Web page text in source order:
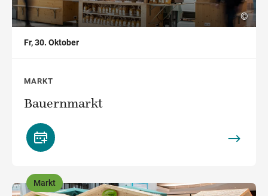
©
Fr, 30. Oktober
MARKT
Bauernmarkt
,
Markt